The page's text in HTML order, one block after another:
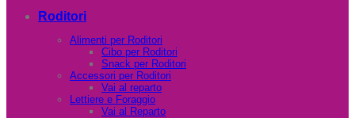
Roditori
Alimenti per Roditori
Cibo per Roditori
Snack per Roditori
Accessori per Roditori
Vai al reparto
Lettiere e Foraggio
Vai al Reparto